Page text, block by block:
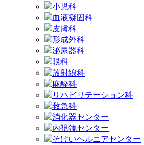
小児科
血液凝固科
皮膚科
形成外科
泌尿器科
眼科
放射線科
麻酔科
リハビリテーション科
救急科
消化器センター
内視鏡センター
そけいヘルニアセンター